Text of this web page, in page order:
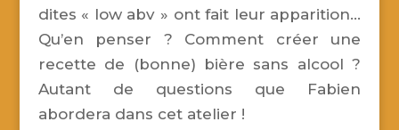
dites « low abv » ont fait leur apparition…
Qu’en penser ? Comment créer une
recette de (bonne) bière sans alcool ?
Autant de questions que Fabien
abordera dans cet atelier !